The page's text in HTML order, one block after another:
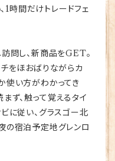
時間だけトレードフェ
問し、新商品をGET。
をほおばりながらカ
使い方がわかってき
ず、触って覚えるタイ
に従い、グラスゴー北
の宿泊予定地グレンロ